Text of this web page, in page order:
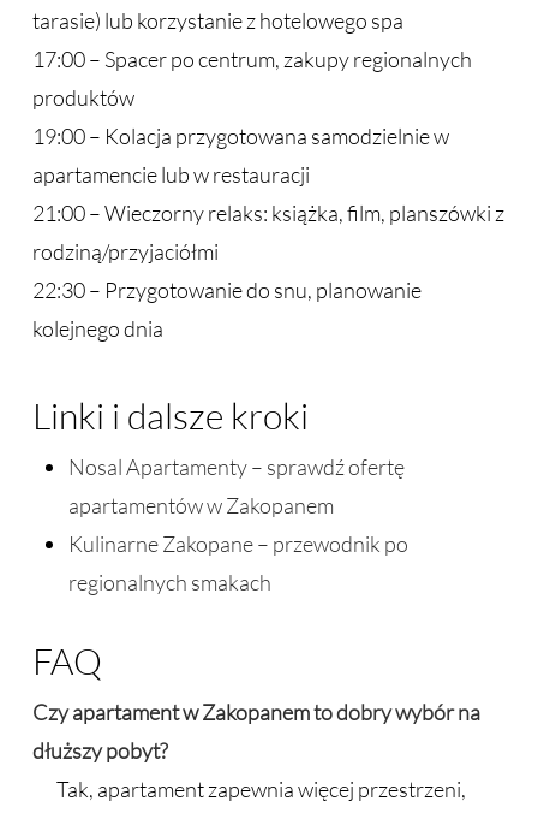
tarasie) lub korzystanie z hotelowego spa
17:00 – Spacer po centrum, zakupy regionalnych
produktów
19:00 – Kolacja przygotowana samodzielnie w
apartamencie lub w restauracji
21:00 – Wieczorny relaks: książka, film, planszówki z
rodziną/przyjaciółmi
22:30 – Przygotowanie do snu, planowanie
kolejnego dnia
Linki i dalsze kroki
Nosal Apartamenty – sprawdź ofertę
apartamentów w Zakopanem
Kulinarne Zakopane – przewodnik po
regionalnych smakach
FAQ
Czyapartament w Zakopanemto dobry wybór na
dłuższy pobyt?
Tak, apartament zapewnia więcej przestrzeni,